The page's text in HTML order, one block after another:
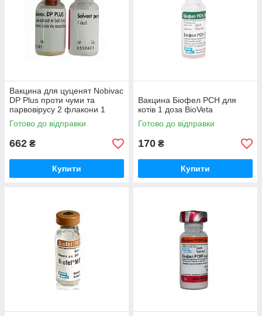
Вакцина для цуценят Nobivac
DP Plus проти чуми та
парвовірусу 2 флакони 1
доза Nobivac
Готово до відправки
662 ₴
Купити
Вакцина Біофел PCH для
котів 1 доза BioVeta
Готово до відправки
170 ₴
Купити